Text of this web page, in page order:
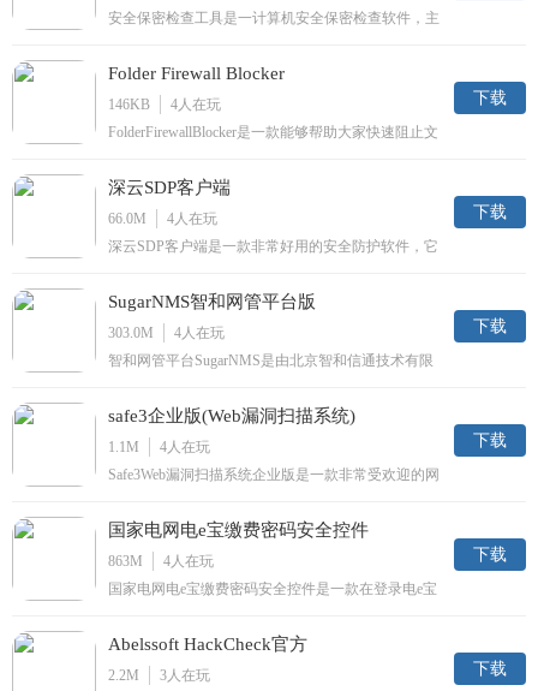
安全保密检查工具是一计算机安全保密检查软件，主
具，保障电脑中的重要文件的安全，需要的朋友们下
Folder Firewall Blocker
146KB 4 人在玩
FolderFirewallBlocker是一款能够帮助大家快速阻止文
点，小编分享的这款工具刚好能帮助大家，需要的下
下载
深云SDP客户端
66.0M 4 人在玩
深云SDP客户端是一款非常好用的安全防护软件，它
不要错过了，欢迎大家下载体验。
下载
SugarNMS智和网管平台版
303.0M 4 人在玩
智和网管平台SugarNMS是由北京智和信通技术有限
络设备、传输设备等一体化监控管理。
下载
safe3企业版(Web漏洞扫描系统)
1.1M 4 人在玩
Safe3Web漏洞扫描系统企业版是一款非常受欢迎的网
洞。今天为大家带来的就是它的企业注册版，有需要
的朋友快来下载吧。
下载
国家电网电e宝缴费密码安全控件
863M 4 人在玩
国家电网电e宝缴费密码安全控件是一款在登录电e宝
全问题了，用户可以放心输入密码缴费，防止网上安
全隐患，欢迎大家下载。
下载
Abelssoft HackCheck官方
2.2M 3 人在玩 下载